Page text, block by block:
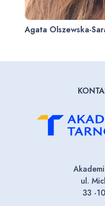
Agata Olszewska-
ul.
33 -